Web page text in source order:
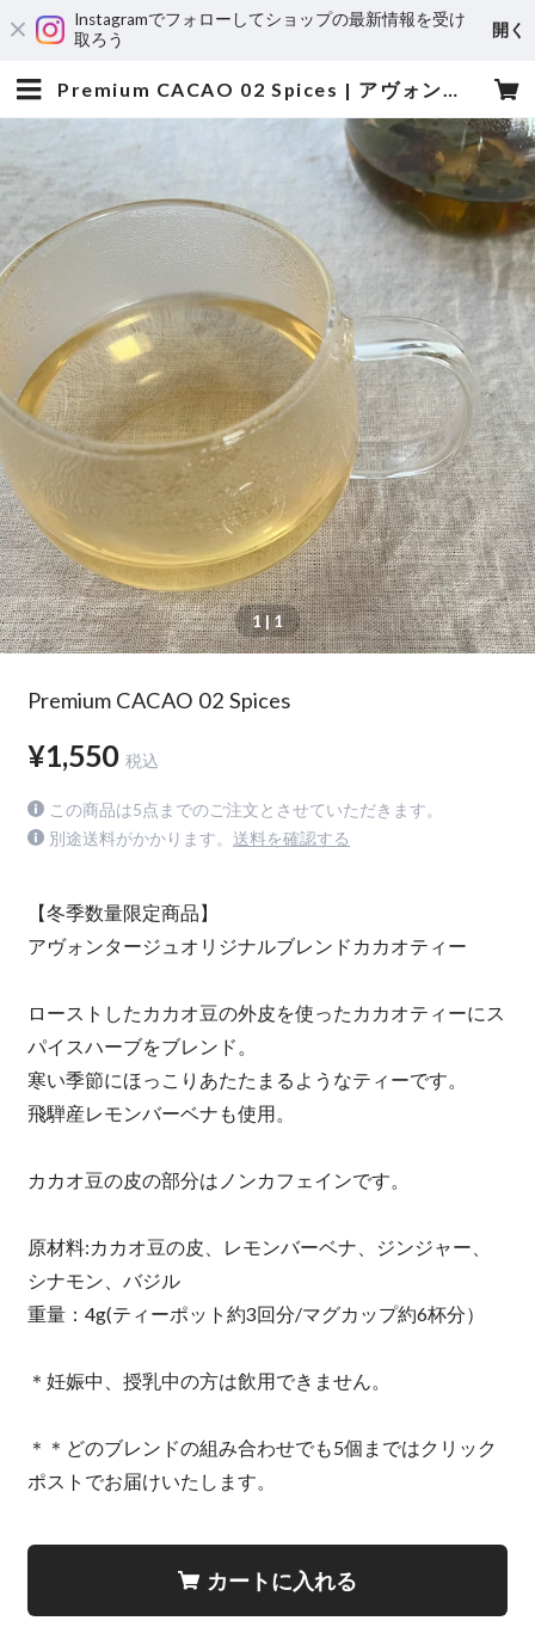
Instagramでフォローしてショップの最新情報を受け
取ろう
開く
Premium CACAO 02 Spices | アヴォンタージュ
1| 1
Premium CACAO 02 Spices
¥1,550 税込
この商品は5点までのご注文とさせていただきます。
別途送料がかかります。 送料を確認する
【冬季数量限定商品】
アヴォンタージュオリジナルブレンドカカオティー
ローストしたカカオ豆の外皮を使ったカカオティーにス
パイスハーブをブレンド。
寒い季節にほっこりあたたまるようなティーです。
飛騨産レモンバーベナも使用。
カカオ豆の皮の部分はノンカフェインです。
原材料:カカオ豆の皮、レモンバーベナ、ジンジャー、
シナモン、バジル
重量：4g(ティーポット約3回分/マグカップ約6杯分）
＊妊娠中、授乳中の方は飲用できません。
＊＊どのブレンドの組み合わせでも5個まではクリック
ポストでお届けいたします。
カートに入れる